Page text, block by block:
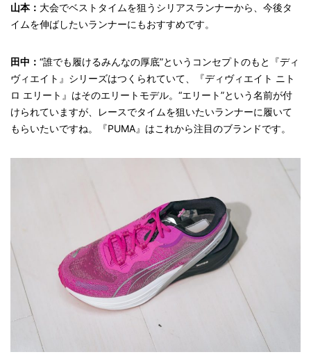
山本： 大会でベストタイムを狙うシリアスランナーから、今後タ
イムを伸ばしたいランナーにもおすすめです。
田中： “誰でも履けるみんなの厚底”というコンセプトのもと『ディ
ヴィエイト』シリーズはつくられていて、『ディヴィエイト ニト
ロ エリート』はそのエリートモデル。“エリート”という名前が付
けられていますが、レースでタイムを狙いたいランナーに履いて
もらいたいですね。『PUMA』はこれから注目のブランドです。